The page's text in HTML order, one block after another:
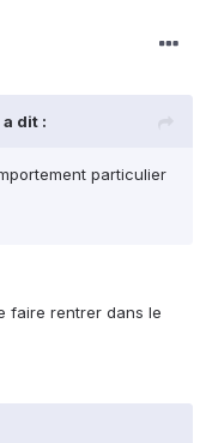
dit :
particulier
faire rentrer dans le